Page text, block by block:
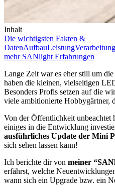
Inhalt
Die wichtigsten Fakten &
DatenAufbauLeistungVerarbeitung
mehr SANlight Erfahrungen
Lange Zeit war es eher still um die
haben die kleinen, vielseitigen
Besonders Profis setzen auf die
viele ambitionierte Hobbygärtner,
Von der Öffentlichkeit unbeachtet
einiges in die Entwicklung
ausführliches Update der Mini
sich sehen lassen kann!
Ich berichte dir von meiner
erfährst, welche
wann sich ein Upgrade bzw. ein